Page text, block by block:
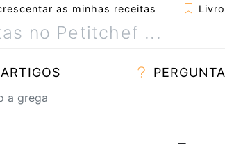
as minhas receitas
ARTIGOS
a grega